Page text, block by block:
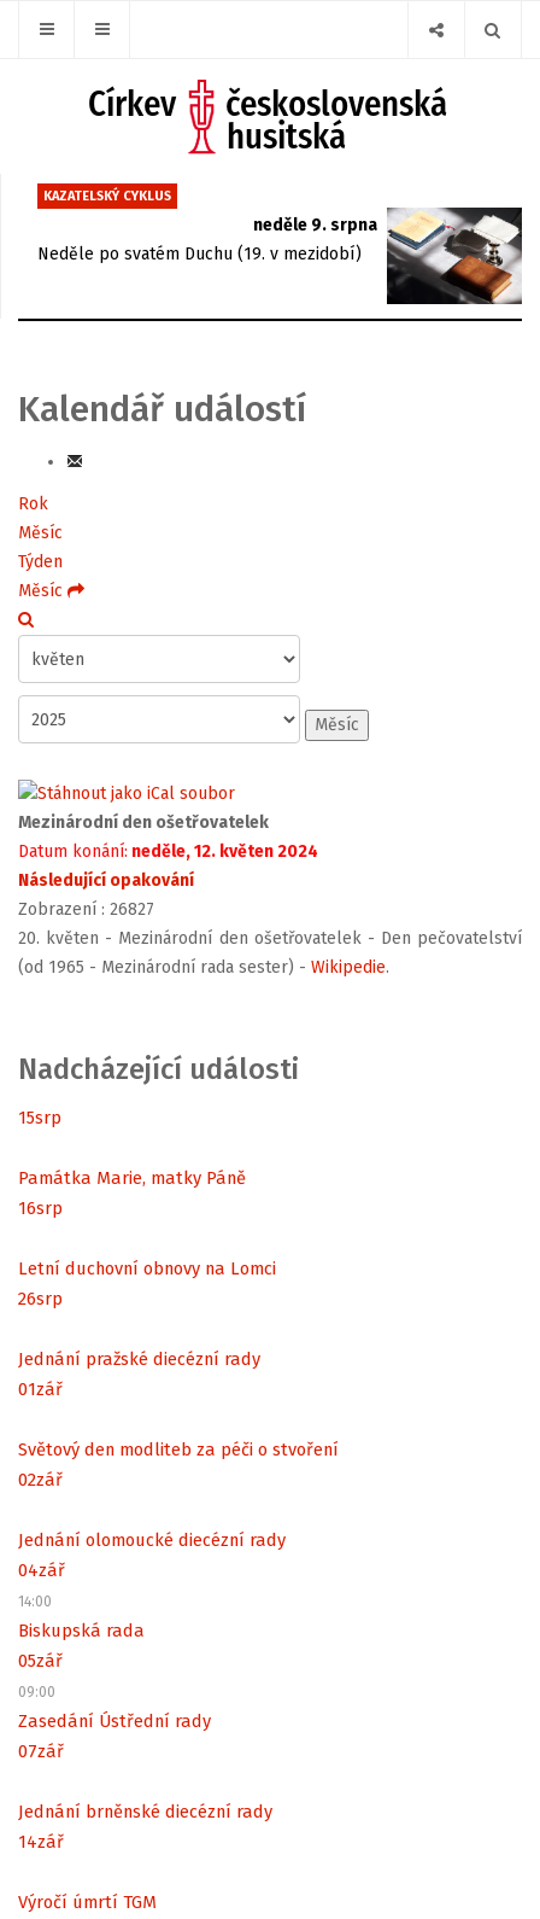
KAZATELSKÝ CYKLUS
neděle 9. srpna
Neděle po svatém Duchu (19. v mezidobí)
Kalendář událostí
Rok
Měsíc
Týden
Měsíc
Měsíc
Mezinárodní den ošetřovatelek
Datum konání: neděle, 12. květen 2024
Následující opakování
Zobrazení : 26827
20. květen - Mezinárodní den ošetřovatelek - Den pečovatelství
(od 1965 - Mezinárodní rada sester) - Wikipedie.
Nadcházející události
15srp
Památka Marie, matky Páně
16srp
Letní duchovní obnovy na Lomci
26srp
Jednání pražské diecézní rady
01zář
Světový den modliteb za péči o stvoření
02zář
Jednání olomoucké diecézní rady
04zář
14:00
Biskupská rada
05zář
09:00
Zasedání Ústřední rady
07zář
Jednání brněnské diecézní rady
14zář
Výročí úmrtí TGM